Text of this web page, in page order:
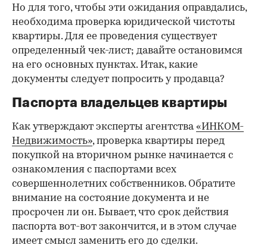
Но для того, чтобы эти ожидания оправдались,
необходима проверка юридической чистоты
квартиры. Для ее проведения существует
определенный чек-лист; давайте остановимся
на его основных пунктах. Итак, какие
документы следует попросить у продавца?
Паспорта владельцев квартиры
Как утверждают эксперты агентства«ИНКОМ-
Недвижимость», проверка квартиры перед
покупкой на вторичном рынке начинается с
ознакомления с паспортами всех
совершеннолетних собственников. Обратите
внимание на состояние документа и не
просрочен ли он. Бывает, что срок действия
паспорта вот-вот закончится, и в этом случае
имеет смысл заменить его до сделки.